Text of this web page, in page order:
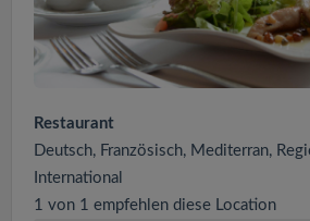
Restaurant
Deutsch, Französisch, Mediterran,
International
1 von 1 empfehlen diese Location